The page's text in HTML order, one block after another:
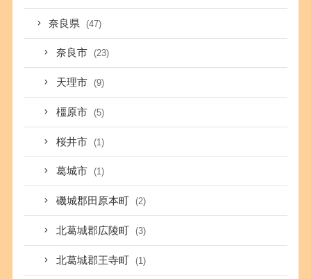
奈良県 (47)
奈良市 (23)
天理市 (9)
橿原市 (5)
桜井市 (1)
葛城市 (1)
磯城郡田原本町 (2)
北葛城郡広陵町 (3)
北葛城郡王寺町 (1)